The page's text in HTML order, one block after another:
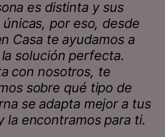
es distinta y sus
por eso, desde
Casa te ayudamos a
solución perfecta.
con nosotros, te
sobre qué tipo de
se adapta mejor a tus
la encontramos para ti.